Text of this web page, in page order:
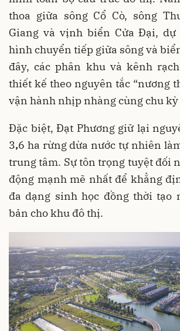
thoa giữa sông Cổ Cò, sông
Giang và vịnh biển Cửa Đại,
hình chuyển tiếp giữa sông và
đây, các phân khu và kênh
thiết kế theo nguyên tắc “nương
vận hành nhịp nhàng cùng chu
Đặc biệt, Đạt Phương giữ lại
3,6 ha rừng dừa nước tự nhiên
trung tâm. Sự tôn trọng tuyệt đối
động mạnh mẽ nhất để khẳng
đa dạng sinh học đồng thời tạo
bản cho khu đô thị.